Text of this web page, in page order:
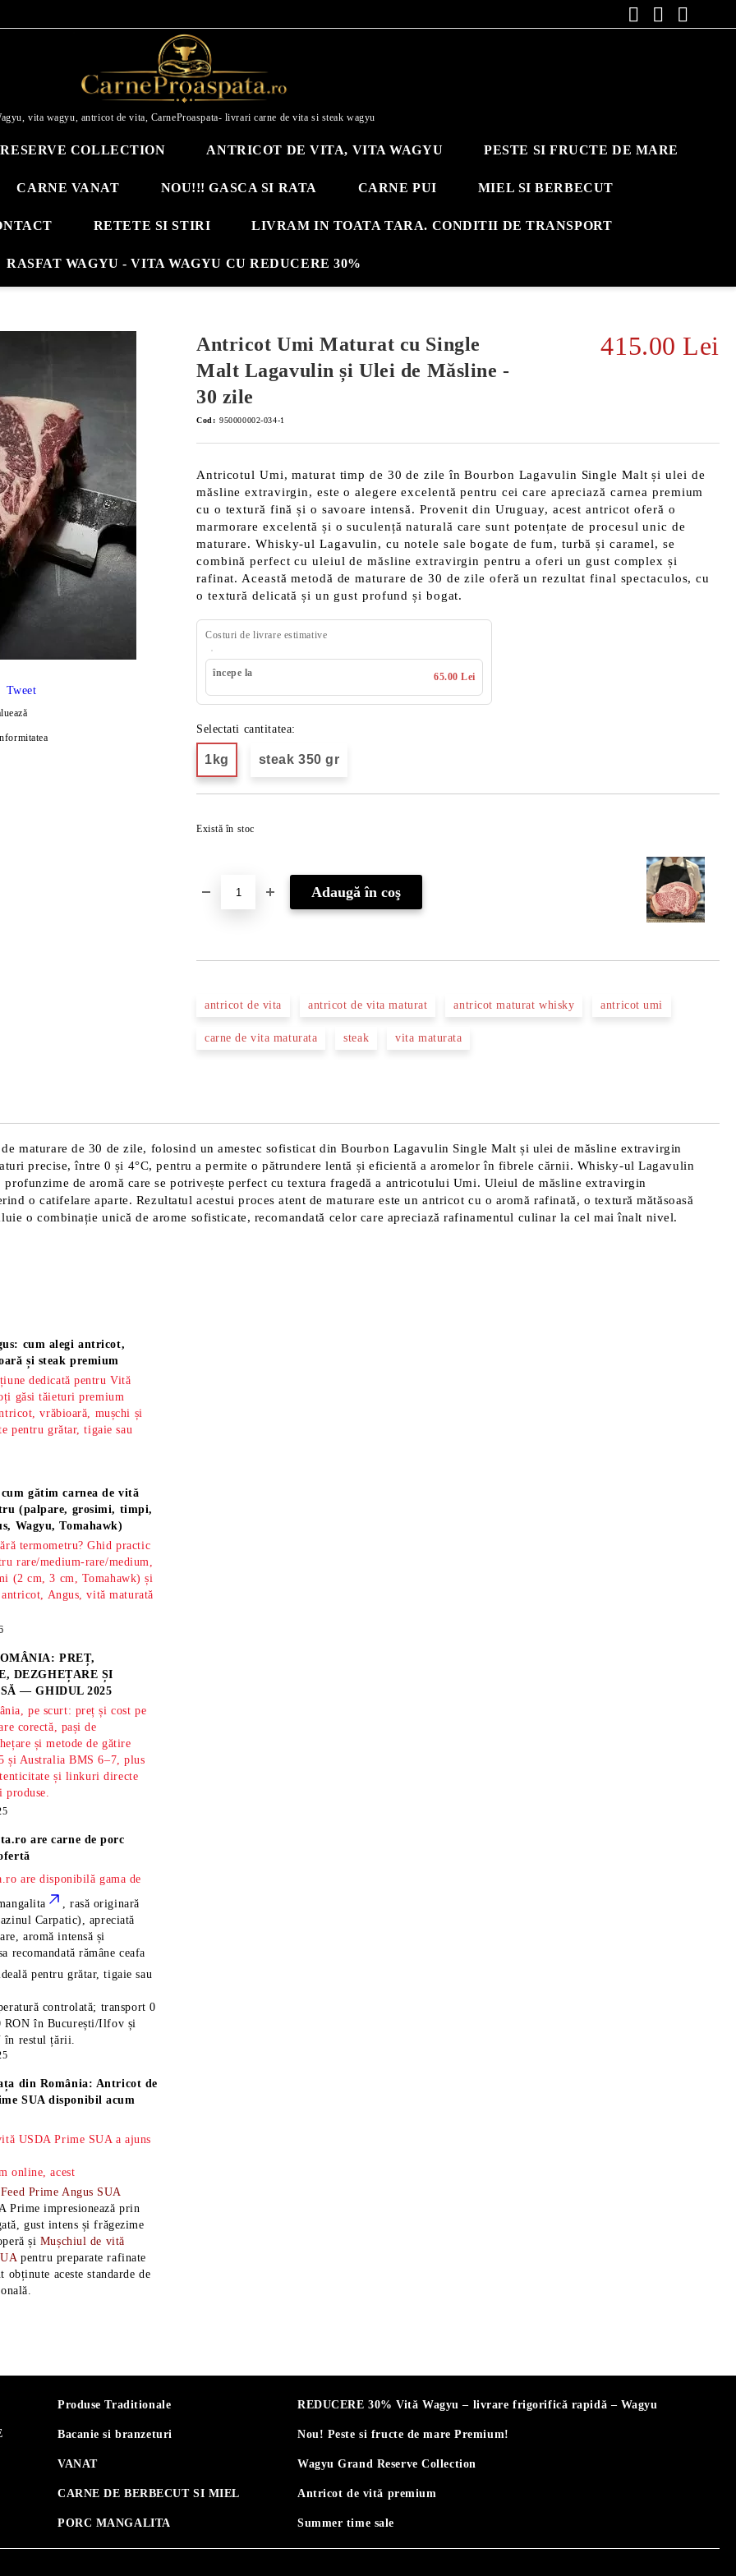
vita wagyu, antricot de vita, CarneProaspata- livrari carne de vita si steak wagyu
COLLECTION ANTRICOT DE VITA, VITA WAGYU PESTE SI FRUCTE DE MARE
CARNE VANAT NOU!!! GASCA SI RATA CARNE PUI MIEL SI BERBECUT
RETETE SI STIRI LIVRAM IN TOATA TARA. CONDITII DE TRANSPORT
RASFAT WAGYU - VITA WAGYU CU REDUCERE 30%
Antricot Umi Maturat cu Single
Malt Lagavulin și Ulei de Măsline -
30 zile
415.00 Lei
Cod: 950000002-034-1
Antricotul Umi, maturat timp de 30 de zile în Bourbon Lagavulin Single Malt și ulei de
măsline extravirgin, este o alegere excelentă pentru cei care apreciază carnea premium
cu o textură fină și o savoare intensă. Provenit din Uruguay, acest antricot oferă o
marmorare excelentă și o suculență naturală care sunt potențate de procesul unic de
maturare. Whisky-ul Lagavulin, cu notele sale bogate de fum, turbă și caramel, se
combină perfect cu uleiul de măsline extravirgin pentru a oferi un gust complex și
rafinat. Această metodă de maturare de 30 de zile oferă un rezultat final spectaculos, cu
o textură delicată și un gust profund și bogat.
Costuri de livrare estimative
începe la 65.00 Lei
Selectati cantitatea:
1kg steak 350 gr
Există în stoc
antricot de vita antricot de vita maturat antricot maturat whisky antricot umi
carne de vita maturata steak vita maturata
Tweet
maturare de 30 de zile, folosind un amestec sofisticat din Bourbon Lagavulin Single Malt și ulei de măsline extravirgin
precise, între 0 și 4°C, pentru a permite o pătrundere lentă și eficientă a aromelor în fibrele cărnii. Whisky-ul Lagavulin
de aromă care se potrivește perfect cu textura fragedă a antricotului Umi. Uleiul de măsline extravirgin
o catifelare aparte. Rezultatul acestui proces atent de maturare este un antricot cu o aromă rafinată, o textură mătăsoasă
o combinație unică de arome sofisticate, recomandată celor care apreciază rafinamentul culinar la cel mai înalt nivel.
cum alegi antricot,
și steak premium
dedicată pentru Vită
găsi tăieturi premium
vrăbioară, mușchi și
pentru grătar, tigaie sau
gătim carnea de vită
(palpare, grosimi, timpi,
Wagyu, Tomahawk)
termometru? Ghid practic
rare/medium-rare/medium,
(2 cm, 3 cm, Tomahawk) și
Angus, vită maturată
PREȚ,
DEZGHEȚARE ȘI
— GHIDUL 2025
pe scurt: preț și cost pe
corectă, pași de
și metode de gătire
și Australia BMS 6–7, plus
și linkuri directe
produse.
arecarne de porc
are disponibilă gama de
, rasă originară
Carpatic), apreciată
aromă intensă și
recomandată rămâneceafa
pentru grătar, tigaie sau
controlată; transport 0
RON în București/Ilfov și
în restul țării.
din România: Antricot de
SUA disponibil acum
USDA Prime SUA a ajuns
online, acest
Prime Angus SUA
Prime impresionează prin
gust intens și frăgezime
și Mușchiul de vită
pentru preparate rafinate
obținute aceste standarde de
Produse Traditionale
Bacanie si branzeturi
VANAT
CARNE DE BERBECUT SI MIEL
PORC MANGALITA
REDUCERE 30% Vită Wagyu – livrare frigorifică rapidă – Wagyu
Nou! Peste si fructe de mare Premium!
Wagyu Grand Reserve Collection
Antricot de vită premium
Summer time sale